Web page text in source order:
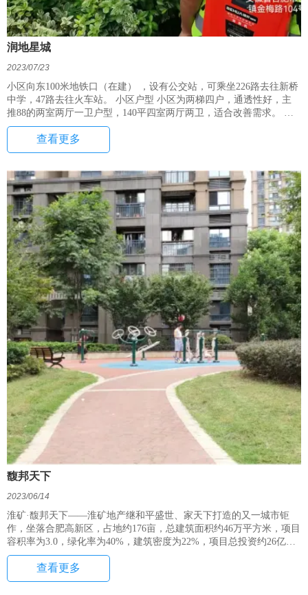
润地星城
2023/07/23
小区向东100米地铁口（在建） ，设有公交站，可乘坐226路去往新桥
中学，47路去往火车站。 小区户型 小区为两梯四户，通透性好，主
推88的两室两厅一卫户型，140平四室两厅两卫，适合改善需求。 小
区设施 小区环境优雅，有中心小公园，周边有滑梯，秋千等设施，让
小朋友放学后能自由自在玩耍。 生活配套 向东1500米就是万达广
场，配有餐饮，服饰，娱乐，超市和儿童才艺培训机构，让购物和生
查看更多
馥邦天下
2023/06/14
淮矿·馥邦天下——淮矿地产继和平盛世、家天下打造的又一城市钜
作，坐落合肥高新区，占地约176亩，总建筑面积约46万平方米，项目
容积率为3.0，绿化率为40%，建筑密度为22%，项目总投资约26亿
元。项目由8栋多层洋房、3栋小高层洋房、16栋高层住宅（含公
寓）、1栋会所、1栋幼儿园、1所24班代建学校以及商业组成。项目位
居合肥市高新区科学大道与海棠路交口西南(两淮豪生大酒店对面)，
查看更多